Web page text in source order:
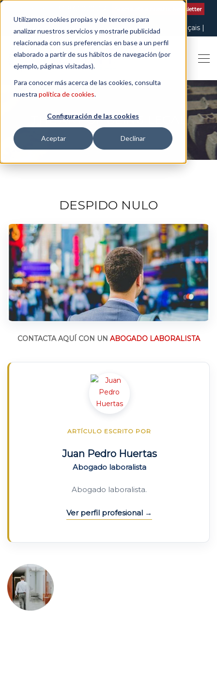
Utilizamos cookies propias y de terceros para
analizar nuestros servicios y mostrarle publicidad
relacionada con sus preferencias en base a un perfil
elaborado a partir de sus hábitos de navegación (por
ejemplo, páginas visitadas).
Para conocer más acerca de las cookies, consulta
nuestra política de cookies.
Configuración de las cookies
Aceptar Declinar
Suscribete a nuestro Newsletter
Español Català
English Français
Italiano
THE ART OF BEING LEGAL
DESPIDO NULO
CONTACTA AQUÍ CON UN ABOGADO LABORALISTA
ARTÍCULO ESCRITO POR
Juan Pedro Huertas
Abogado laboralista
Abogado laboralista.
Ver perfil profesional